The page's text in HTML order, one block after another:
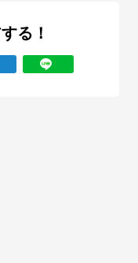
る！